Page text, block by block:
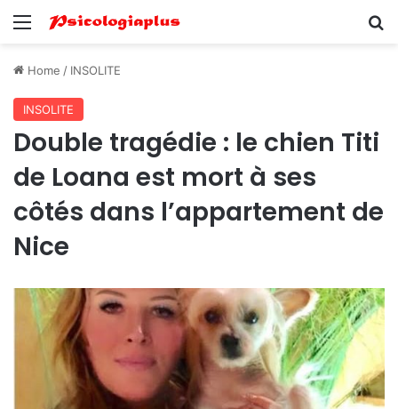
Menu
Home / INSOLITE
INSOLITE
Double tragédie : le chien Titi
de Loana est mort à ses
côtés dans l’appartement de
Nice